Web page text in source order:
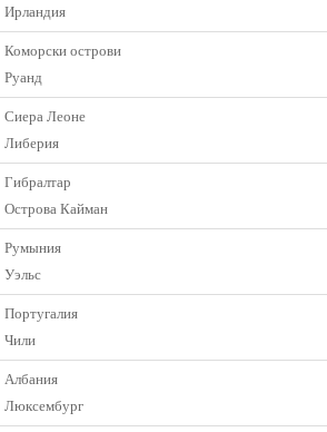
Ирландия
Коморски острови
Руанд
Сиера Леоне
Либерия
Гибралтар
Острова Кайман
Румыния
Уэльс
Португалия
Чили
Албания
Люксембург